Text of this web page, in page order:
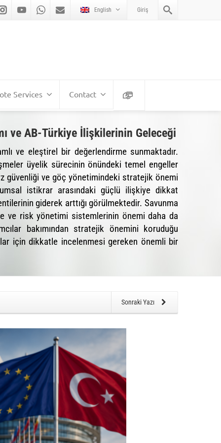
English Giriş
Services Contact
ve AB-Türkiye İlişkilerinin Geleceği
ve eleştirel bir değerlendirme sunmaktadır.
üyelik sürecinin önündeki temel engeller
güvenliği ve göç yönetimindeki stratejik önemi
istikrar arasındaki güçlü ilişkiye dikkat
giderek arttığı görülmektedir. Savunma
ve risk yönetimi sistemlerinin önemi daha da
bakımından stratejik önemini koruduğu
için dikkatle incelenmesi gereken önemli bir
Sonraki Yazı